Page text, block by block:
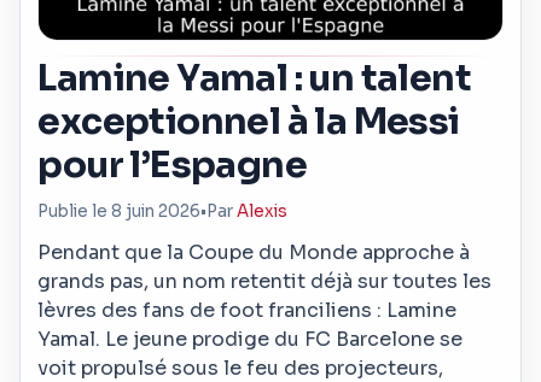
Lamine Yamal : un talent
exceptionnel à la Messi
pour l’Espagne
Publie le 8 juin 2026• ParAlexis
Pendant que la Coupe du Monde approche à
grands pas, un nom retentit déjà sur toutes les
lèvres des fans de foot franciliens : Lamine
Yamal. Le jeune prodige du FC Barcelone se
voit propulsé sous le feu des projecteurs,